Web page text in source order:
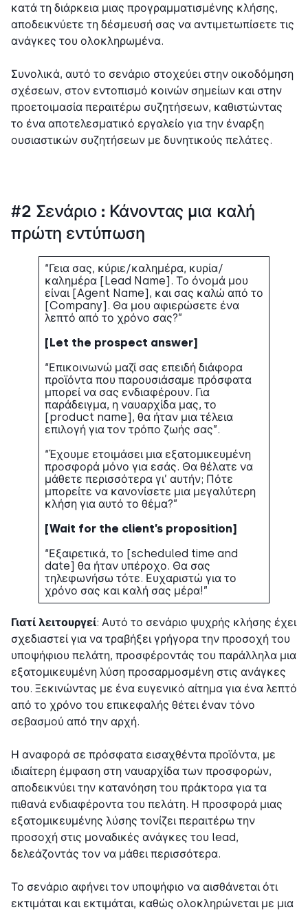
κατά τη διάρκεια μιας προγραμματισμένης κλήσης,
αποδεικνύετε τη δέσμευσή σας να αντιμετωπίσετε τις
ανάγκες του ολοκληρωμένα.
Συνολικά, αυτό το σενάριο στοχεύει στην οικοδόμηση
σχέσεων, στον εντοπισμό κοινών σημείων και στην
προετοιμασία περαιτέρω συζητήσεων, καθιστώντας
το ένα αποτελεσματικό εργαλείο για την έναρξη
ουσιαστικών συζητήσεων με δυνητικούς πελάτες.
#2 Σενάριο : Κάνοντας μια καλή
πρώτη εντύπωση
“Γεια σας, κύριε/καλημέρα, κυρία/
καλημέρα [Lead Name]. Το όνομά μου
είναι [Agent Name], και σας καλώ από το
[Company]. Θα μου αφιερώσετε ένα
λεπτό από το χρόνο σας?”
[Let the prospect answer]
“Επικοινωνώ μαζί σας επειδή διάφορα
προϊόντα που παρουσιάσαμε πρόσφατα
μπορεί να σας ενδιαφέρουν. Για
παράδειγμα, η ναυαρχίδα μας, το
[product name], θα ήταν μια τέλεια
επιλογή για τον τρόπο ζωής σας”.
“Έχουμε ετοιμάσει μια εξατομικευμένη
προσφορά μόνο για εσάς. Θα θέλατε να
μάθετε περισσότερα γι’ αυτήν; Πότε
μπορείτε να κανονίσετε μια μεγαλύτερη
κλήση για αυτό το θέμα?”
[Wait for the client’s proposition]
“Εξαιρετικά, το [scheduled time and
date] θα ήταν υπέροχο. Θα σας
τηλεφωνήσω τότε. Ευχαριστώ για το
χρόνο σας και καλή σας μέρα!”
Γιατί λειτουργεί: Αυτό το σενάριο ψυχρής κλήσης έχει
σχεδιαστεί για να τραβήξει γρήγορα την προσοχή του
υποψήφιου πελάτη, προσφέροντάς του παράλληλα μια
εξατομικευμένη λύση προσαρμοσμένη στις ανάγκες
του. Ξεκινώντας με ένα ευγενικό αίτημα για ένα λεπτό
από το χρόνο του επικεφαλής θέτει έναν τόνο
σεβασμού από την αρχή.
Η αναφορά σε πρόσφατα εισαχθέντα προϊόντα, με
ιδιαίτερη έμφαση στη ναυαρχίδα των προσφορών,
αποδεικνύει την κατανόηση του πράκτορα για τα
πιθανά ενδιαφέροντα του πελάτη. Η προσφορά μιας
εξατομικευμένης λύσης τονίζει περαιτέρω την
προσοχή στις μοναδικές ανάγκες του lead,
δελεάζοντάς τον να μάθει περισσότερα.
Το σενάριο αφήνει τον υποψήφιο να αισθάνεται ότι
εκτιμάται και εκτιμάται, καθώς ολοκληρώνεται με μια